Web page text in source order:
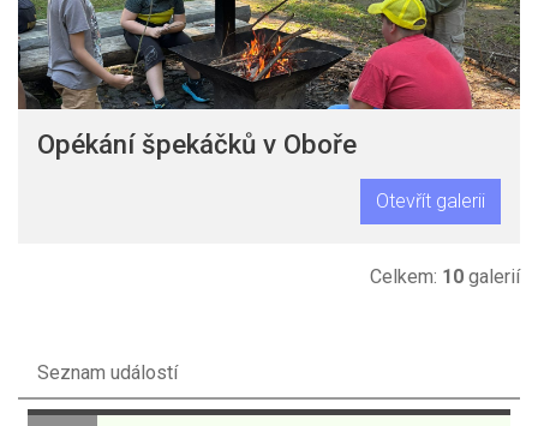
Opékání špekáčků v Oboře
Otevřít galerii
Celkem: 10 galerií
Seznam událostí